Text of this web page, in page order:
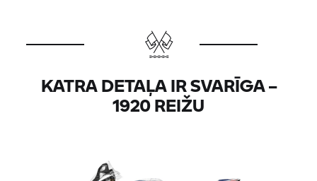
KATRA DETAĻA IR SVARĪGA –
1920 REIŽU